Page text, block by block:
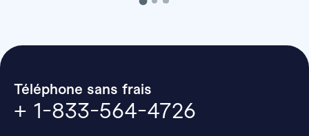
Téléphone sans frais
+ 1-833-564-4726